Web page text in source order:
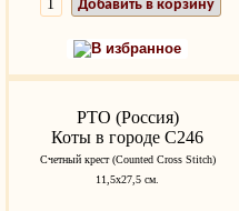
Добавить в корзину
В избранное
РТО (Россия)
Коты в городе C246
Счетный крест (Counted Cross Stitch)
11,5x27,5 см.